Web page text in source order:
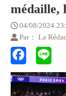
médaille,
04/08/2024
Par： La